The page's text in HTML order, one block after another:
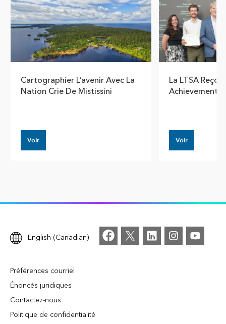
Cartographier L’avenir Avec La
Nation Crie De Mistissini
Voir
La LTSA
Achievement In
Voir
English (Canadian)
Préférences courriel
Énoncés juridiques
Contactez-nous
Politique de confidentialité